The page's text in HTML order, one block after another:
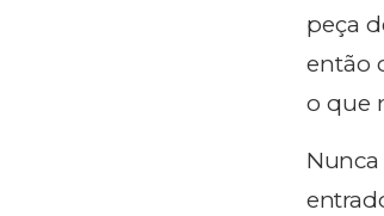
peça
então
o que
Nunca